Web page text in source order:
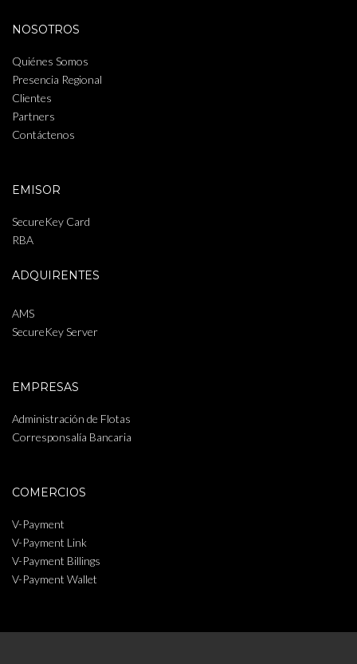
NOSOTROS
Quiénes Somos
Presencia Regional
Clientes
Partners
Contáctenos
EMISOR
SecureKey Card
RBA
ADQUIRENTES
AMS
SecureKey Server
EMPRESAS
Administración de Flotas
Corresponsalía Bancaria
COMERCIOS
V-Payment
V-Payment Link
V-Payment Billings
V-Payment Wallet